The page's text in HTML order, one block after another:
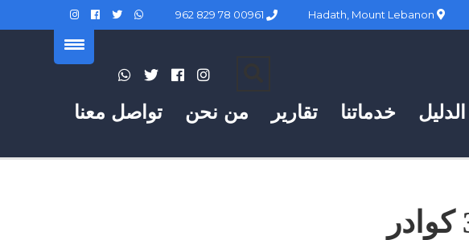
تواصل معنا من نحن تقارير خدماتنا الدليل
المكتب التربوي المركزي لحركة أمل ينعى 3 كوادر